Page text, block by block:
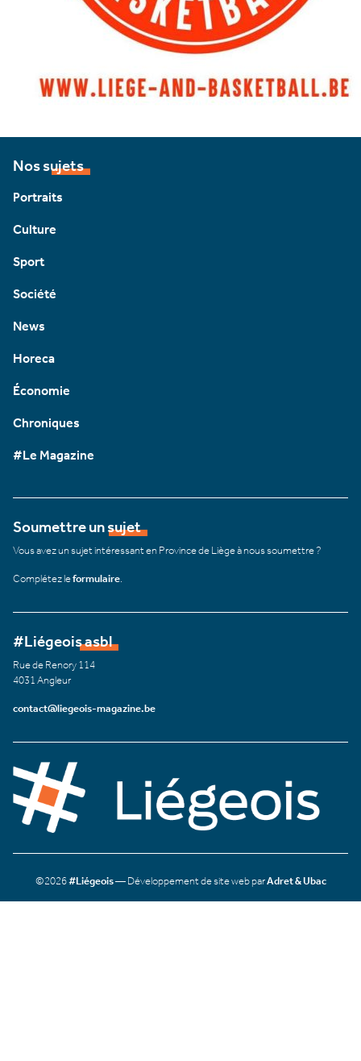
Nos sujets
Portraits
Culture
Sport
Société
News
Horeca
Économie
Chroniques
#Le Magazine
Soumettre un sujet
Vous avez un sujet intéressant en Province de Liège à nous soumettre ?
Complétez leformulaire
#Liégeois asbl
Rue de Renory 114
4031 Angleur
contact@liegeois-magazine.be
©2026#Liégeois— Développement de site web parAdret & Ubac